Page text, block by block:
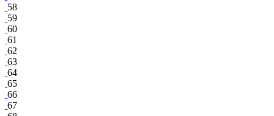
58
59
60
61
62
63
64
65
66
67